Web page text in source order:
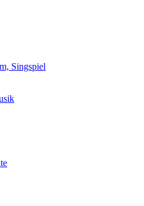
Singspiel